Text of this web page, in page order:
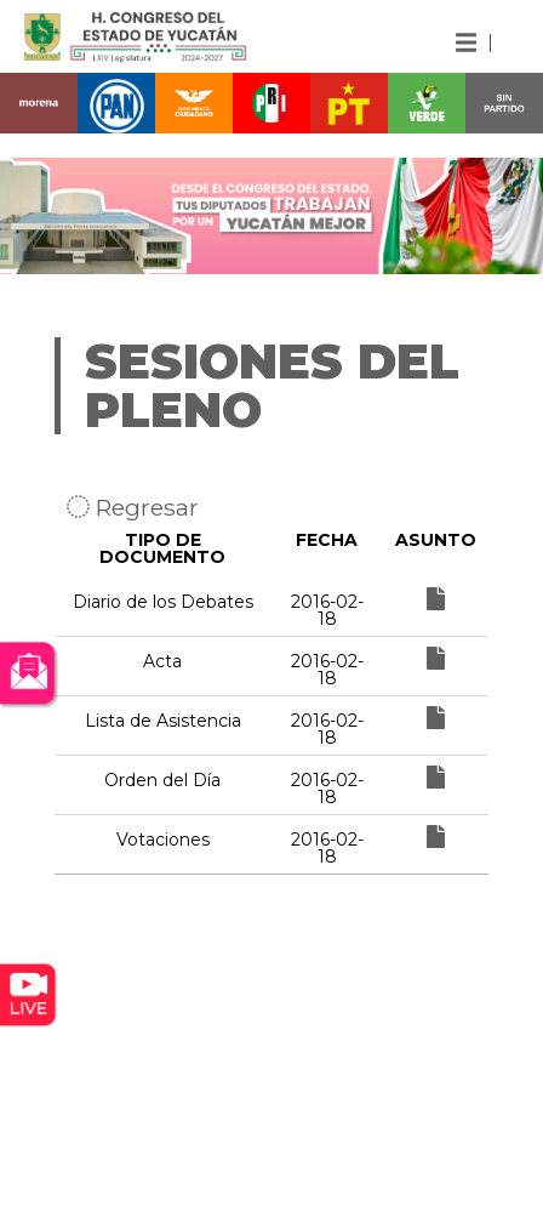
SESIONES DEL
PLENO
Regresar
TIPO DE
DOCUMENTO
FECHA ASUNTO
Diario de los Debates 2016-02-
18
Acta
2016-02-
18
Lista de Asistencia
2016-02-
18
Orden del Día
2016-02-
18
Votaciones
2016-02-
18